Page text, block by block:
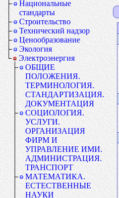
Национальные
стандарты
Строительство
Технический надзор
Ценообразование
Экология
Электроэнергия
ОБЩИЕ
ПОЛОЖЕНИЯ.
ТЕРМИНОЛОГИЯ.
СТАНДАРТИЗАЦИЯ.
ДОКУМЕНТАЦИЯ
СОЦИОЛОГИЯ.
УСЛУГИ.
ОРГАНИЗАЦИЯ
ФИРМ И
УПРАВЛЕНИЕ ИМИ.
АДМИНИСТРАЦИЯ.
ТРАНСПОРТ
МАТЕМАТИКА.
ЕСТЕСТВЕННЫЕ
НАУКИ